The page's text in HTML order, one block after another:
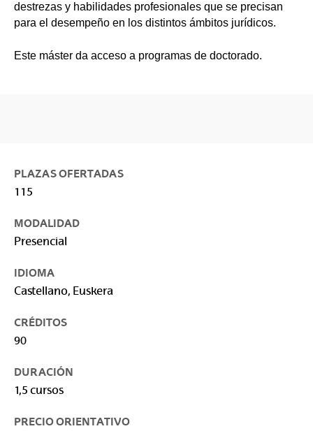
destrezas y habilidades profesionales que se precisan
para el desempeño en los distintos ámbitos jurídicos.
Este máster da acceso a programas de doctorado.
PLAZAS OFERTADAS
115
MODALIDAD
Presencial
IDIOMA
Castellano, Euskera
CRÉDITOS
90
DURACIÓN
1,5 cursos
PRECIO ORIENTATIVO